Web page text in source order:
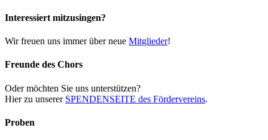
Interessiert mitzusingen?
Wir freuen uns immer über neue Mitglieder!
Freunde des Chors
Oder möchten Sie uns unterstützen?
Hier zu unserer SPENDENSEITE des Fördervereins.
Proben